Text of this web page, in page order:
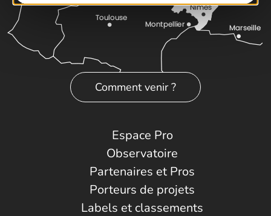
Comment venir ?
Espace Pro
Observatoire
Partenaires et Pros
Porteurs de projets
Labels et classements